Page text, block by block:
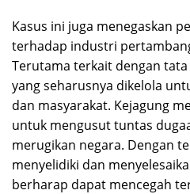
Kasus ini juga menegaskan
terhadap industri
Terutama terkait dengan
yang seharusnya dikelola
dan masyarakat. Kejagung
untuk mengusut tuntas
merugikan negara. Dengan
menyelidiki dan
berharap dapat mencegah